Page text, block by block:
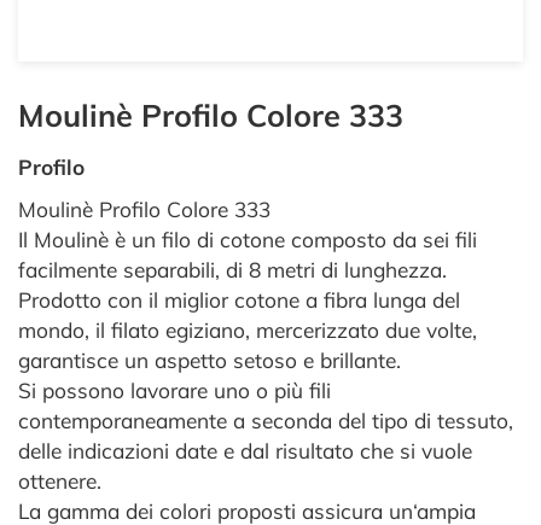
Moulinè Profilo Colore 333
Profilo
Moulinè Profilo Colore 333
Il Moulinè è un filo di cotone composto da sei fili
facilmente separabili, di 8 metri di lunghezza.
Prodotto con il miglior cotone a fibra lunga del
mondo, il filato egiziano, mercerizzato due volte,
garantisce un aspetto setoso e brillante.
Si possono lavorare uno o più fili
contemporaneamente a seconda del tipo di tessuto,
delle indicazioni date e dal risultato che si vuole
ottenere.
La gamma dei colori proposti assicura un‘ampia